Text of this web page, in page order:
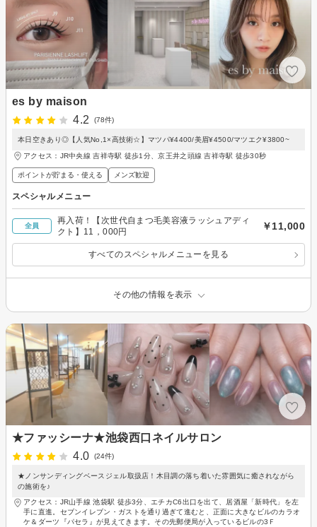
es by maison
4.2
(78件)
本日空きあり◎【人気No,1×高技術☆】マツパ¥4400/美眉¥4500/マツエク¥3800~
アクセス：JR中央線 吉祥寺駅 徒歩1分、京王井之頭線 吉祥寺駅 徒歩30秒
ポイントが貯まる・使える メンズ歓迎
スペシャルメニュー
全員
再入荷！【次世代自まつ毛美容液ラッシュアディ
クト】11，000円
￥11,000
すべてのスペシャルメニューを見る
その他の情報を表示
★ファッシーナ★池袋西口ネイルサロン
4.0
(24件)
★ノンサンディングベースジェル取扱店！木目調の落ち着いた雰囲気に癒されながら
の施術を♪
アクセス：JR山手線 池袋駅 徒歩3分、エチカC6出口を出て、居酒屋「新時代」を左
手に直進。セブンイレブン・ガストを通り過ぎて進むと、正面に大きなビルのカラオ
ケ＆ダーツ『パセラ』が見えてきます。その先郵便局が入っているビルの3Ｆ